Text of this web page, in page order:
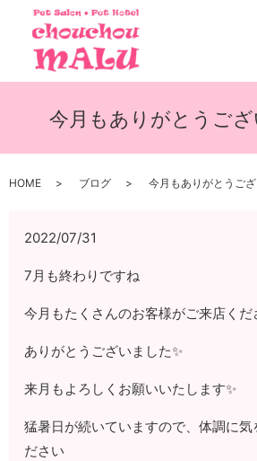
今月もありがとうござ
HOME ブログ 今月もありがとうご
2022/07/31
7月も終わりですね
今月もたくさんのお客様がご来店くだ
ありがとうございました✨
来月もよろしくお願いいたします✨
猛暑日が続いていますので、体調に気
ださい